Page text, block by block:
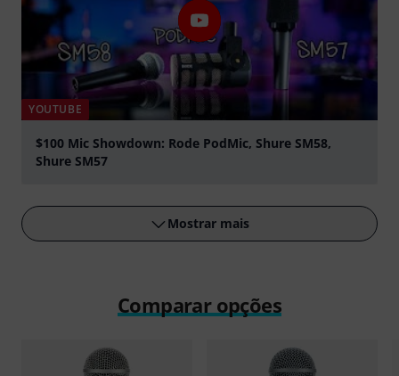
YOUTUBE
$100 Mic Showdown: Rode PodMic, Shure SM58,
Shure SM57
Mostrar mais
Comparar opções